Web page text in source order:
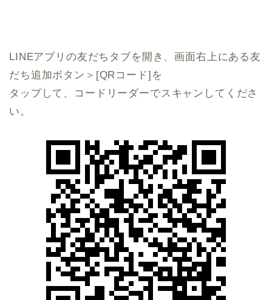
LINEアプリの友だちタブを開き、画面右上にある友
だち追加ボタン＞[QRコード]を
タップして、コードリーダーでスキャンしてくださ
い。